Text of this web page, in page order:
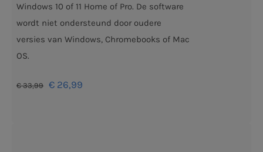
Windows 10 of 11 Home of Pro. De software
wordt niet ondersteund door oudere
versies van Windows, Chromebooks of Mac
OS.
€33,99 Oorspronkelijke
€ 26,99